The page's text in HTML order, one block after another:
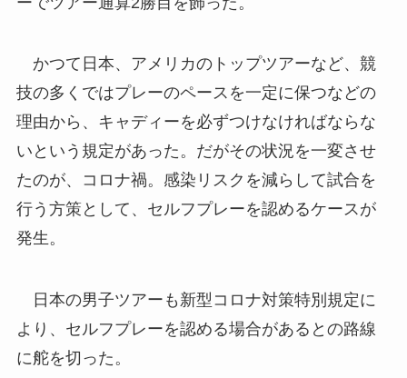
かつて日本、アメリカのトップツアーなど、競
技の多くではプレーのペースを一定に保つなどの
理由から、キャディーを必ずつけなければならな
いという規定があった。だがその状況を一変させ
たのが、コロナ禍。感染リスクを減らして試合を
行う方策として、セルフプレーを認めるケースが
発生。
日本の男子ツアーも新型コロナ対策特別規定に
より、セルフプレーを認める場合があるとの路線
に舵を切った。